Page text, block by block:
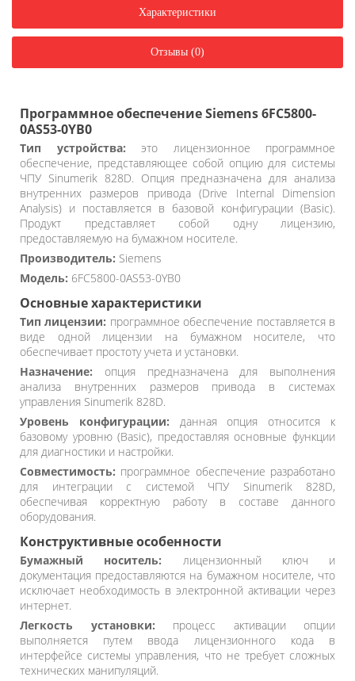
Характеристики
Отзывы (0)
Программное обеспечение Siemens 6FC5800-
0AS53-0YB0
Тип устройства: это лицензионное программное
обеспечение, представляющее собой опцию для системы
ЧПУ Sinumerik 828D. Опция предназначена для анализа
внутренних размеров привода (Drive Internal Dimension
Analysis) и поставляется в базовой конфигурации (Basic).
Продукт представляет собой одну лицензию,
предоставляемую на бумажном носителе.
Производитель: Siemens
Модель: 6FC5800-0AS53-0YB0
Основные характеристики
Тип лицензии: программное обеспечение поставляется в
виде одной лицензии на бумажном носителе, что
обеспечивает простоту учета и установки.
Назначение: опция предназначена для выполнения
анализа внутренних размеров привода в системах
управления Sinumerik 828D.
Уровень конфигурации: данная опция относится к
базовому уровню (Basic), предоставляя основные функции
для диагностики и настройки.
Совместимость: программное обеспечение разработано
для интеграции с системой ЧПУ Sinumerik 828D,
обеспечивая корректную работу в составе данного
оборудования.
Конструктивные особенности
Бумажный носитель: лицензионный ключ и
документация предоставляются на бумажном носителе, что
исключает необходимость в электронной активации через
интернет.
Легкость установки: процесс активации опции
выполняется путем ввода лицензионного кода в
интерфейсе системы управления, что не требует сложных
технических манипуляций.